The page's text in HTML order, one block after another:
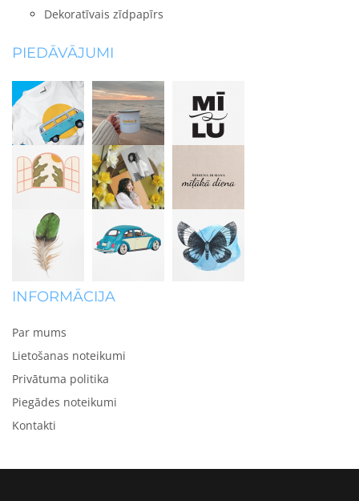
Dekoratīvais zīdpapīrs
PIEDĀVĀJUMI
INFORMĀCIJA
Par mums
Lietošanas noteikumi
Privātuma politika
Piegādes noteikumi
Kontakti